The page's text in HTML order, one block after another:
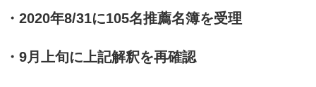
・2020年8/31に105名推薦名簿を受理
・9月上旬に上記解釈を再確認